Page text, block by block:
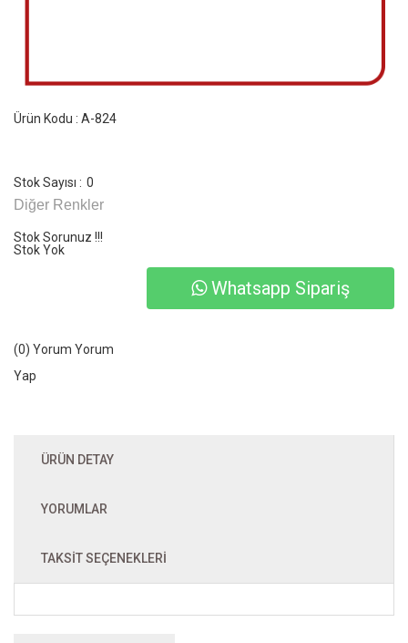
Ürün Kodu : A-824
Stok Sayısı : 0
Diğer Renkler
Stok Sorunuz !!!
Stok Yok
Whatsapp Sipariş
(0) Yorum Yorum
Yap
ÜRÜN DETAY
YORUMLAR
TAKSIT SEÇENEKLERI